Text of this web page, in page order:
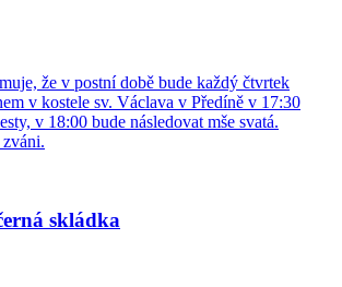
že v postní době bude každý čtvrtek
v kostele sv. Václava v Předíně v 17:30
v 18:00 bude následovat mše svatá.
skládka